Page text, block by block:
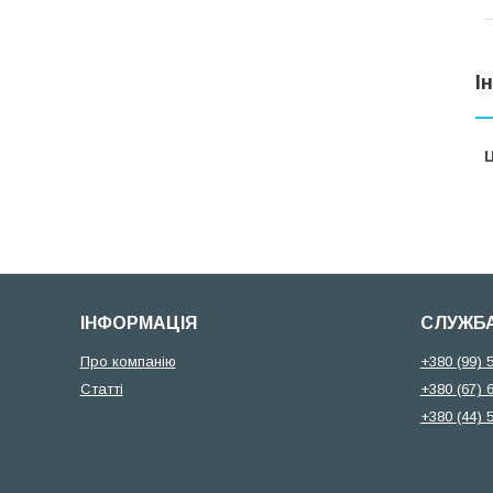
ІНФОРМАЦІЯ
Про компанію
Статті
+380 (99)
+380 (67)
+380 (44)